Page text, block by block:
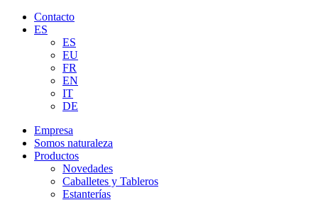
Contacto
ES
ES
EU
FR
EN
IT
DE
Empresa
Somos naturaleza
Productos
Novedades
Caballetes y Tableros
Estanterías